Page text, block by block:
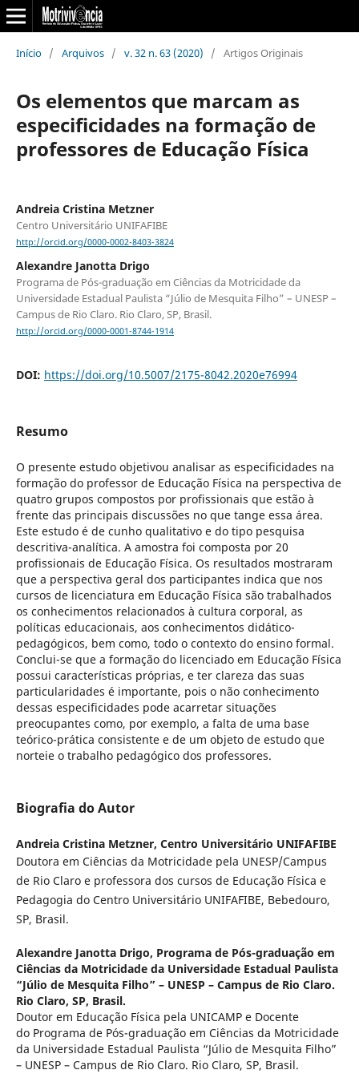
Início / Arquivos / v. 32 n. 63 (2020) / Artigos Originais
Os elementos que marcam as
especificidades na formação de
professores de Educação Física
Andreia Cristina Metzner
Centro Universitário UNIFAFIBE
http://orcid.org/0000-0002-8403-3824
Alexandre Janotta Drigo
Programa de Pós-graduação em Ciências da Motricidade da
Universidade Estadual Paulista “Júlio de Mesquita Filho” – UNESP –
Campus de Rio Claro. Rio Claro, SP, Brasil.
http://orcid.org/0000-0001-8744-1914
DOI: https://doi.org/10.5007/2175-8042.2020e76994
Resumo
O presente estudo objetivou analisar as especificidades na
formação do professor de Educação Física na perspectiva de
quatro grupos compostos por profissionais que estão à
frente das principais discussões no que tange essa área.
Este estudo é de cunho qualitativo e do tipo pesquisa
descritiva-analítica. A amostra foi composta por 20
profissionais de Educação Física. Os resultados mostraram
que a perspectiva geral dos participantes indica que nos
cursos de licenciatura em Educação Física são trabalhados
os conhecimentos relacionados à cultura corporal, as
políticas educacionais, aos conhecimentos didático-
pedagógicos, bem como, todo o contexto do ensino formal.
Conclui-se que a formação do licenciado em Educação Física
possui características próprias, e ter clareza das suas
particularidades é importante, pois o não conhecimento
dessas especificidades pode acarretar situações
preocupantes como, por exemplo, a falta de uma base
teórico-prática consistente e de um objeto de estudo que
norteie o trabalho pedagógico dos professores.
Biografia do Autor
Andreia Cristina Metzner, Centro Universitário UNIFAFIBE
Doutora em Ciências da Motricidade pela UNESP/Campus
de Rio Claro e professora dos cursos de Educação Física e
Pedagogia do Centro Universitário UNIFAFIBE, Bebedouro,
SP, Brasil.
Alexandre Janotta Drigo, Programa de Pós-graduação em
Ciências da Motricidade da Universidade Estadual Paulista
“Júlio de Mesquita Filho” – UNESP – Campus de Rio Claro.
Rio Claro, SP, Brasil.
Doutor em Educação Física pela UNICAMP e Docente
do Programa de Pós-graduação em Ciências da Motricidade
da Universidade Estadual Paulista “Júlio de Mesquita Filho”
– UNESP – Campus de Rio Claro. Rio Claro, SP, Brasil.